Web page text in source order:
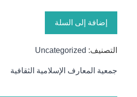
إضافة إلى السلة
التصنيف: Uncategorized
جمعية المعارف الإسلامية الثقافية